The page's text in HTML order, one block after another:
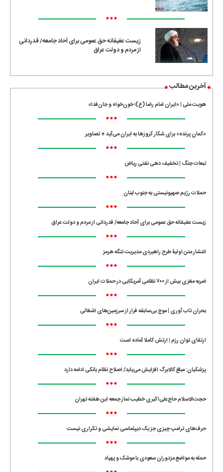
•••
زیست عفیفانه حق عمومی برای آحاد جامعه/ قدردانی
از مردم و دولت عراق
آخرین مطالب
هویت ملی | «ایران امام رضا (ع)؛ خون‌خواه و جان‌فدا»
•••
«کمانِ پرنده» برای شکار کروزها به ایران می‌آید + تصاویر
•••
تبعات جنگ | تخفیف دهی نفتی ریاض
•••
حملات رژیم صهیونیستی به جنوب لبنان
•••
زیست عفیفانه حق عمومی برای آحاد جامعه/ قدردانی از مردم و دولت عراق
•••
انتشار متن اولیۀ طرح راهبردی مدیریت تنگه هرمز
•••
ضربه مغزی بیش از ۷۰۰ نظامی آمریکایی در حملات ایران
•••
بحران تاب آوری | موج بی‌سابقه فرار از سرزمین‌های اشغالی
•••
ارتقای توان رزم | ارتش کاملا آماده است
•••
پزشکیان: مبلغ کالابرگ افزایش می‌یابد/ اصلاح نظام بانکی ادامه دارد
•••
حجت‌الاسلام حاج‌علی‌اکبری خطیب نماز جمعه این هفته تهران
•••
حرف‌های ترامپ چیزی جز یک دیپلماسی نمایشی و تکراری نیست
•••
حمله به مواضع مزدوران سعودی با موشک و پهپاد